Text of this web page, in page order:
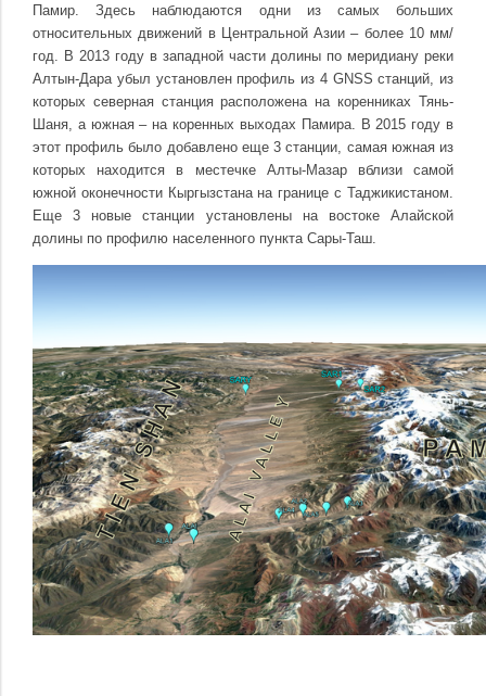
Памир. Здесь наблюдаются одни из самых больших
относительных движений в Центральной Азии – более 10 мм/
год. В 2013 году в западной части долины по меридиану реки
Алтын-Дара убыл установлен профиль из 4 GNSS станций, из
которых северная станция расположена на коренниках Тянь-
Шаня, а южная – на коренных выходах Памира. В 2015 году в
этот профиль было добавлено еще 3 станции, самая южная из
которых находится в местечке Алты-Мазар вблизи самой
южной оконечности Кыргызстана на границе с Таджикистаном.
Еще 3 новые станции установлены на востоке Алайской
долины по профилю населенного пункта Сары-Таш.